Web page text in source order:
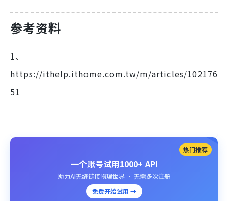
参考资料
1、
https://ithelp.ithome.com.tw/m/articles/102176
51
热门推荐
一个账号试用1000+ API
助力AI无缝链接物理世界 · 无需多次注册
免费开始试用 →